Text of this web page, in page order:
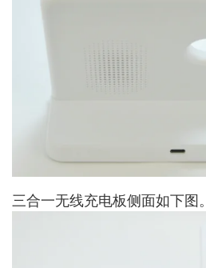
三合一无线充电板侧面如下图。